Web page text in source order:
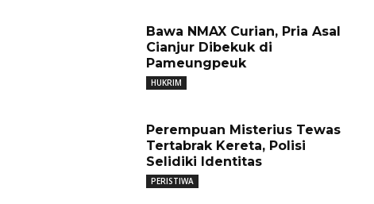
Bawa NMAX Curian, Pria Asal
Cianjur Dibekuk di
Pameungpeuk
HUKRIM
Perempuan Misterius Tewas
Tertabrak Kereta, Polisi
Selidiki Identitas
PERISTIWA